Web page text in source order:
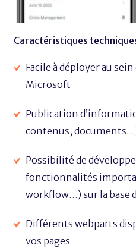
Caractéristiques
Facile à déployer au
Microsoft
Publication
contenus,
Possibilité de
fonctionnalités
workflow…) sur la base
Différents webparts
vos pages